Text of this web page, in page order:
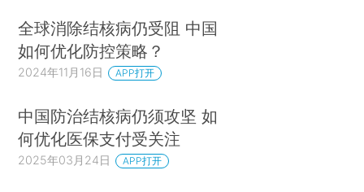
全球消除结核病仍受阻 中国
如何优化防控策略？
2024年11月16日 APP打开
中国防治结核病仍须攻坚 如
何优化医保支付受关注
2025年03月24日 APP打开